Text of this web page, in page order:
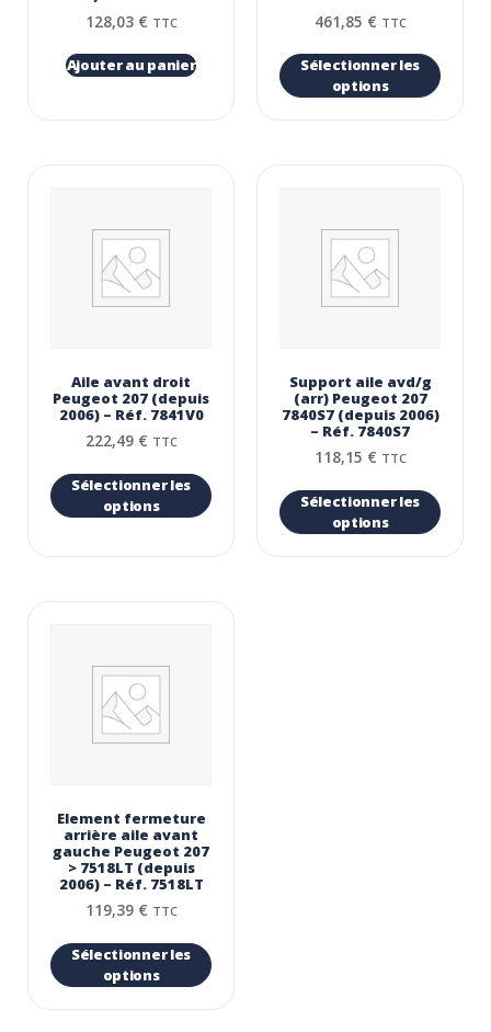
128,03 € TTC
Ajouter au panier
461,85 € TTC
Sélectionner les
options
Aile avant droit
Peugeot 207 (depuis
2006) – Réf. 7841V0
222,49 € TTC
Sélectionner les
options
Support aile avd/g
(arr) Peugeot 207
7840S7 (depuis 2006)
– Réf. 7840S7
118,15 € TTC
Sélectionner les
options
Element fermeture
arrière aile avant
gauche Peugeot 207
> 7518LT (depuis
2006) – Réf. 7518LT
119,39 € TTC
Sélectionner les
options